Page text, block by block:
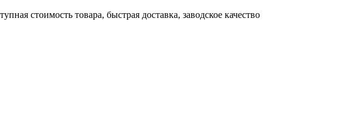
стоимость товара, быстрая доставка, заводское качество